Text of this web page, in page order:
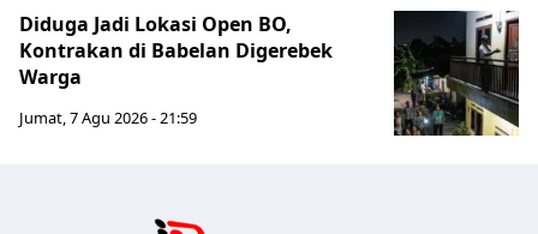
Diduga Jadi Lokasi Open BO,
Kontrakan di Babelan Digerebek
Warga
Jumat, 7 Agu 2026 - 21:59